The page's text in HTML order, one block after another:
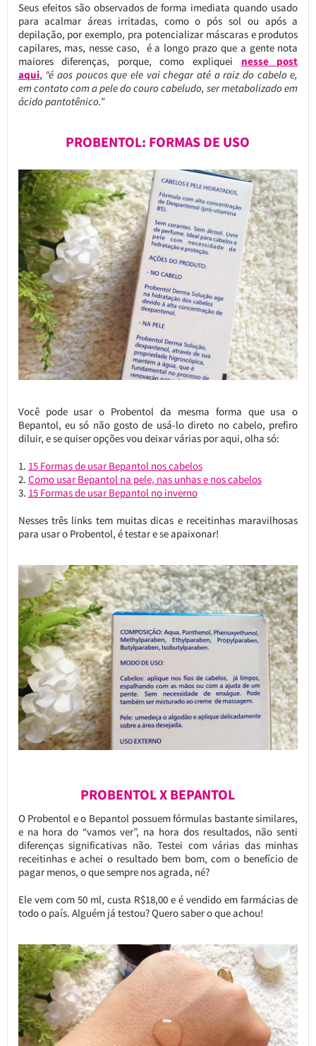
Seus efeitos são observados de forma imediata quando usado
para acalmar áreas irritadas, como o pós sol ou após a
depilação, por exemplo, pra potencializar máscaras e produtos
capilares, mas, nesse caso, é a longo prazo que a gente nota
maiores diferenças, porque, como expliquei nesse post
aqui, “é aos poucos que ele vai chegar até a raiz do cabelo e,
em contato com a pele do couro cabeludo, ser metabolizado em
ácido pantotênico.”
PROBENTOL: FORMAS DE USO
Você pode usar o Probentol da mesma forma que usa o
Bepantol, eu só não gosto de usá-lo direto no cabelo, prefiro
diluir, e se quiser opções vou deixar várias por aqui, olha só:
15 Formas de usar Bepantol nos cabelos
Como usar Bepantol na pele, nas unhas e nos cabelos
15 Formas de usar Bepantol no inverno
Nesses três links tem muitas dicas e receitinhas maravilhosas
para usar o Probentol, é testar e se apaixonar!
PROBENTOL X BEPANTOL
O Probentol e o Bepantol possuem fórmulas bastante similares,
e na hora do “vamos ver”, na hora dos resultados, não senti
diferenças significativas não. Testei com várias das minhas
receitinhas e achei o resultado bem bom, com o benefício de
pagar menos, o que sempre nos agrada, né?
Ele vem com 50 ml, custa R$18,00 e é vendido em farmácias de
todo o país. Alguém já testou? Quero saber o que achou!